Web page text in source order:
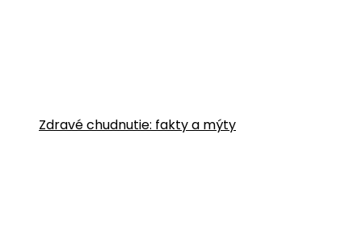
Zdravé chudnutie: fakty a mýty